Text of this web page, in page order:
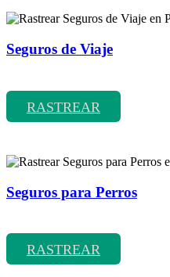
Seguros de Viaje
RASTREAR
Seguros para Perros
RASTREAR